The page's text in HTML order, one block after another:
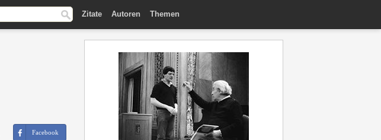
Zitate Autoren Themen
Facebook